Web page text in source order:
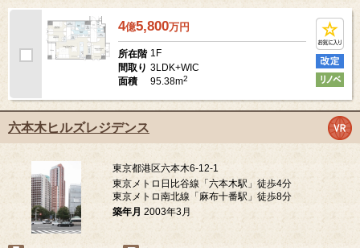
4億5,800万円
所在階 1F
間取り 3LDK+WIC
面積
95.38m2
六本木ヒルズレジデンス
東京都港区六本木6-12-1
東京メトロ日比谷線「六本木駅」徒歩4分
東京メトロ南北線「麻布十番駅」徒歩8分
築年月 2003年3月